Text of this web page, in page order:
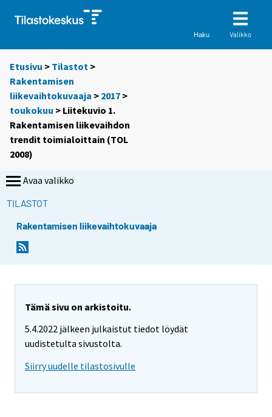
Haku Valikko
Etusivu > Tilastot >
Rakentamisen
liikevaihtokuvaaja > 2017 >
toukokuu > Liitekuvio 1.
Rakentamisen liikevaihdon
trendit toimialoittain (TOL
2008)
Avaa valikko
TILASTOT
Rakentamisen liikevaihtokuvaaja
Tämä sivu on arkistoitu.
5.4.2022 jälkeen julkaistut tiedot löydät
uudistetulta sivustolta.
Siirry uudelle tilastosivulle